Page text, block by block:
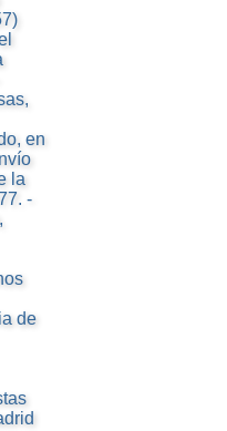
en
la
-
de